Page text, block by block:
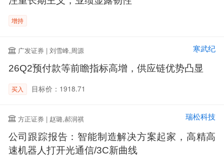
增持
广发证券 | 刘雪峰,周源 寒武纪
26Q2预付款等前瞻指标高增，供应链优势凸显
买入 目标价：1918.71
方正证券 | 赵璐,郝润祺 瑞松科技
公司跟踪报告：智能制造解决方案起家，高精高
速机器人打开光通信/3C新曲线